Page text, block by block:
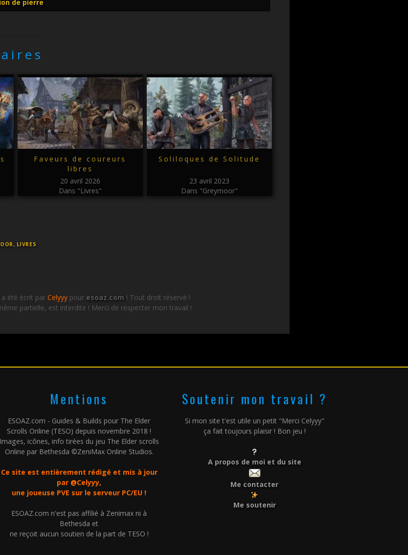
de pierre
Faveurs de coureurs
libres
20 avril 2026
Dans "Livres"
Soliloques de Solitude
23 avril 2023
Dans "Greymoor"
, LIVRES
a été écrit parCelyyy pour esoaz.com ! Tout droit réservé !
partielle, est interdite ! Merci de respecter mon travail !
Mentions
ESOAZ.com - Guides & Builds pour The Elder
Scrolls Online (TESO) depuis novembre 2018 !
Images, icônes, info tirées du jeu The Elder scrolls
Online par Bethesda ©ZeniMax Online Studios.
Ce site est entièrement rédigé et mis à jour
par @Celyyy,
une joueuse PVE sur le serveur PC/EU !
ESOAZ.com n'est pas affilié à Zenimax ni à
Bethesda et
ne reçoit aucun soutien de la part de TESO !
Soutenir mon travail ?
Si mon site t'est utile un petit "Merci Celyyy"
ça fait toujours plaisir ! Bon jeu !
A propos de moi et du site
Me contacter
Me soutenir